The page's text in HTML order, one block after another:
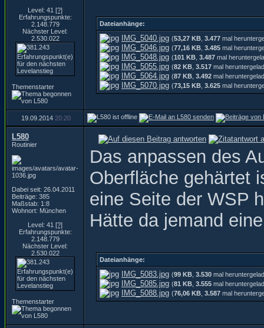
Level: 41 [?]
Erfahrungspunkte:
2.148.779
Nächster Level:
2.530.022
Themenstarter
Dateianhänge:
IMG_5040.jpg (53,27 KB 3.477 mal
IMG_5046.jpg (77,16 KB 3.485 mal
IMG_5048.jpg (101 KB 3.487 mal
IMG_5055.jpg (82 KB 3.517 mal
IMG_5064.jpg (87 KB 3.492 mal
IMG_5070.jpg (73,15 KB 3.625 mal
19.09.2014 20:20
L580
Routinier
Dabei seit: 26.04.2011
Beiträge: 385
Maßstab: 1:8
Wohnort: München
Level: 41 [?]
Erfahrungspunkte:
2.148.779
Nächster Level:
2.530.022
Themenstarter
Das anpassen des
Oberfläche gehärtet
eine Seite der WSP
Hätte da jemand
Dateianhänge:
IMG_5083.jpg (99 KB 3.530 mal
IMG_5085.jpg (81 KB 3.555 mal
IMG_5088.jpg (76,06 KB 3.587 mal